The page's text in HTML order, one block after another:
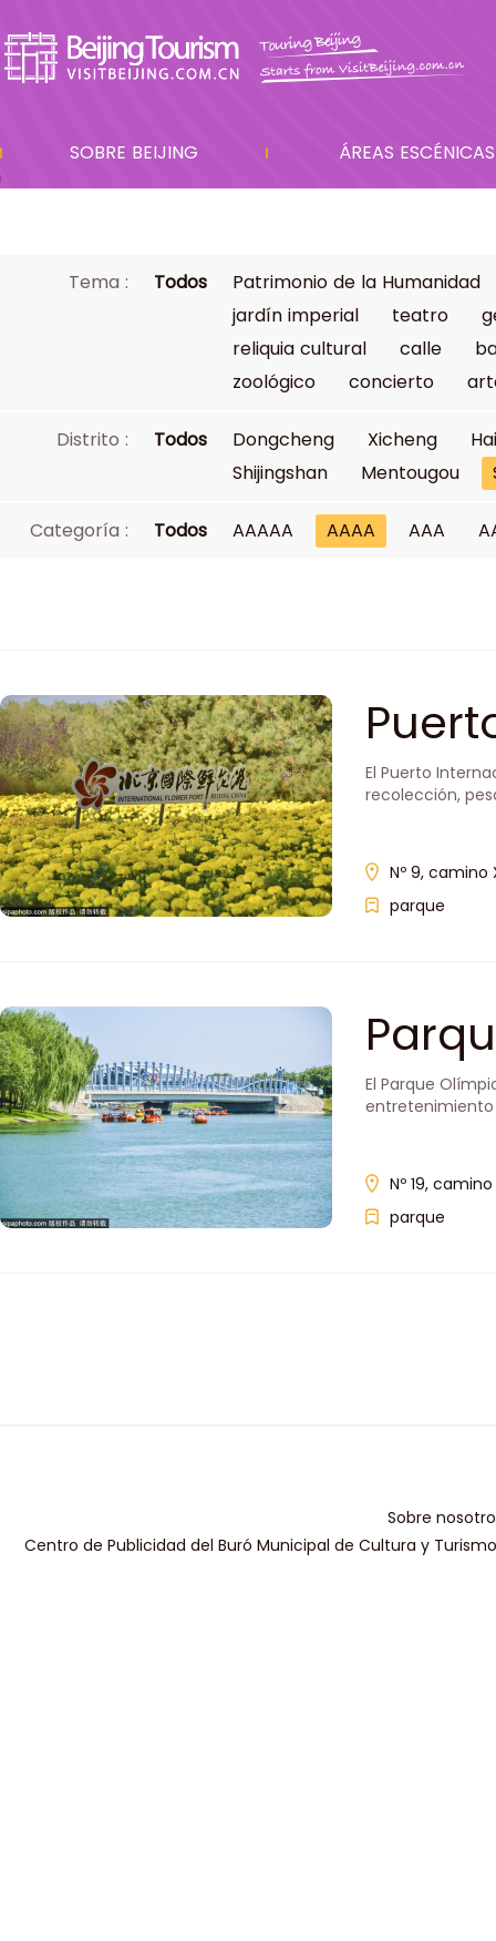
SOBRE BEIJING ÁREAS ESCÉNICAS
Tema : Todos
Patrimonio de la Humanidad
jardín imperial
teatro
reliquia cultural
calle
zoológico
concierto
Distrito : Todos Dongcheng Xicheng
Shijingshan
Mentougou
Categoría : Todos AAAAA AAAA AAA
El Puerto
recolección,
Nº 9,
parque
El Parque
Nº 19,
parque
Sobre
Centro de Publicidad del Buró Municipal de Cultura y